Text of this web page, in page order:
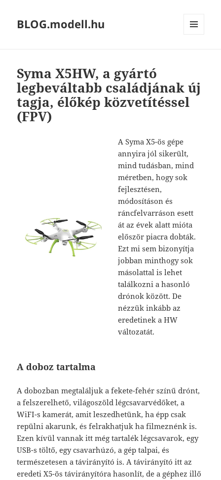
BLOG.modell.hu
Syma X5HW, a gyártó
legbeváltabb családjának új
tagja, élőkép közvetítéssel
(FPV)
A Syma X5-ös gépe
annyira jól sikerült,
mind tudásban, mind
méretben, hogy sok
fejlesztésen,
módosításon és
ráncfelvarráson esett
át az évek alatt mióta
először piacra dobták.
Ezt mi sem bizonyítja
jobban minthogy sok
másolattal is lehet
találkozni a hasonló
drónok között. De
nézzük inkább az
eredetinek a HW
változatát.
A doboz tartalma
A dobozban megtaláljuk a fekete-fehér színű drónt,
a felszerelhető, világoszöld légcsavarvédőket, a
WiFI-s kamerát, amit leszedhetünk, ha épp csak
repülni akarunk, és felrakhatjuk ha filmeznénk is.
Ezen kívül vannak itt még tartalék légcsavarok, egy
USB-s töltő, egy csavarhúzó, a gép talpai, és
természetesen a távirányító is. A távirányító itt az
eredeti X5-ös távirányítóra hasonlít, de a géphez illő